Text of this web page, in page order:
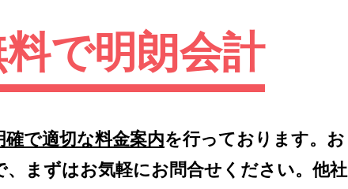
で明朗会計
確で適切な料金案内を行っております。お
まずはお気軽にお問合せください。他社